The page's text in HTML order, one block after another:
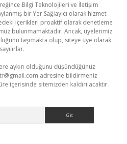
Bilgi Teknolojileri ve İletişim
bir Yer Sağlayıcı olarak hizmet
içerikleri proaktif olarak denetleme
bulunmamaktadır. Ancak, üyelerimiz
taşımakta olup, siteye üye olarak
aykırı olduğunu düşündüğünüz
adresine bildirmeniz
içerisinde sitemizden kaldırılacaktır.